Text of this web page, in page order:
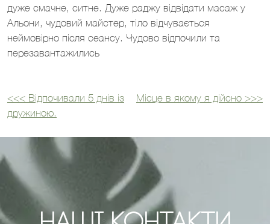
дуже смачне, ситне. Дуже раджу відвідати масаж у
Альони, чудовий майстер, тіло відчувається
неймовірно після сеансу. Чудово відпочили та
перезавантажились
Навігація
<<< Відпочивали 5 днів із
дружиною.
Місце в якому я дійсно >>>